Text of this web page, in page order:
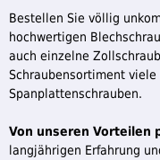
Bestellen Sie völlig
hochwertigen
auch einzelne
Schraubensortiment
Spanplattenschrauben.
Von unseren Vorteilen
langjährigen Erfahrung